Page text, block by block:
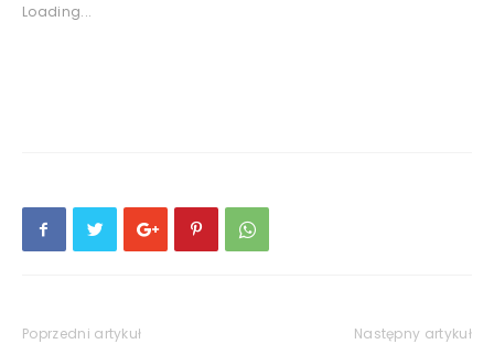
Loading...
Poprzedni artykuł Następny artykuł